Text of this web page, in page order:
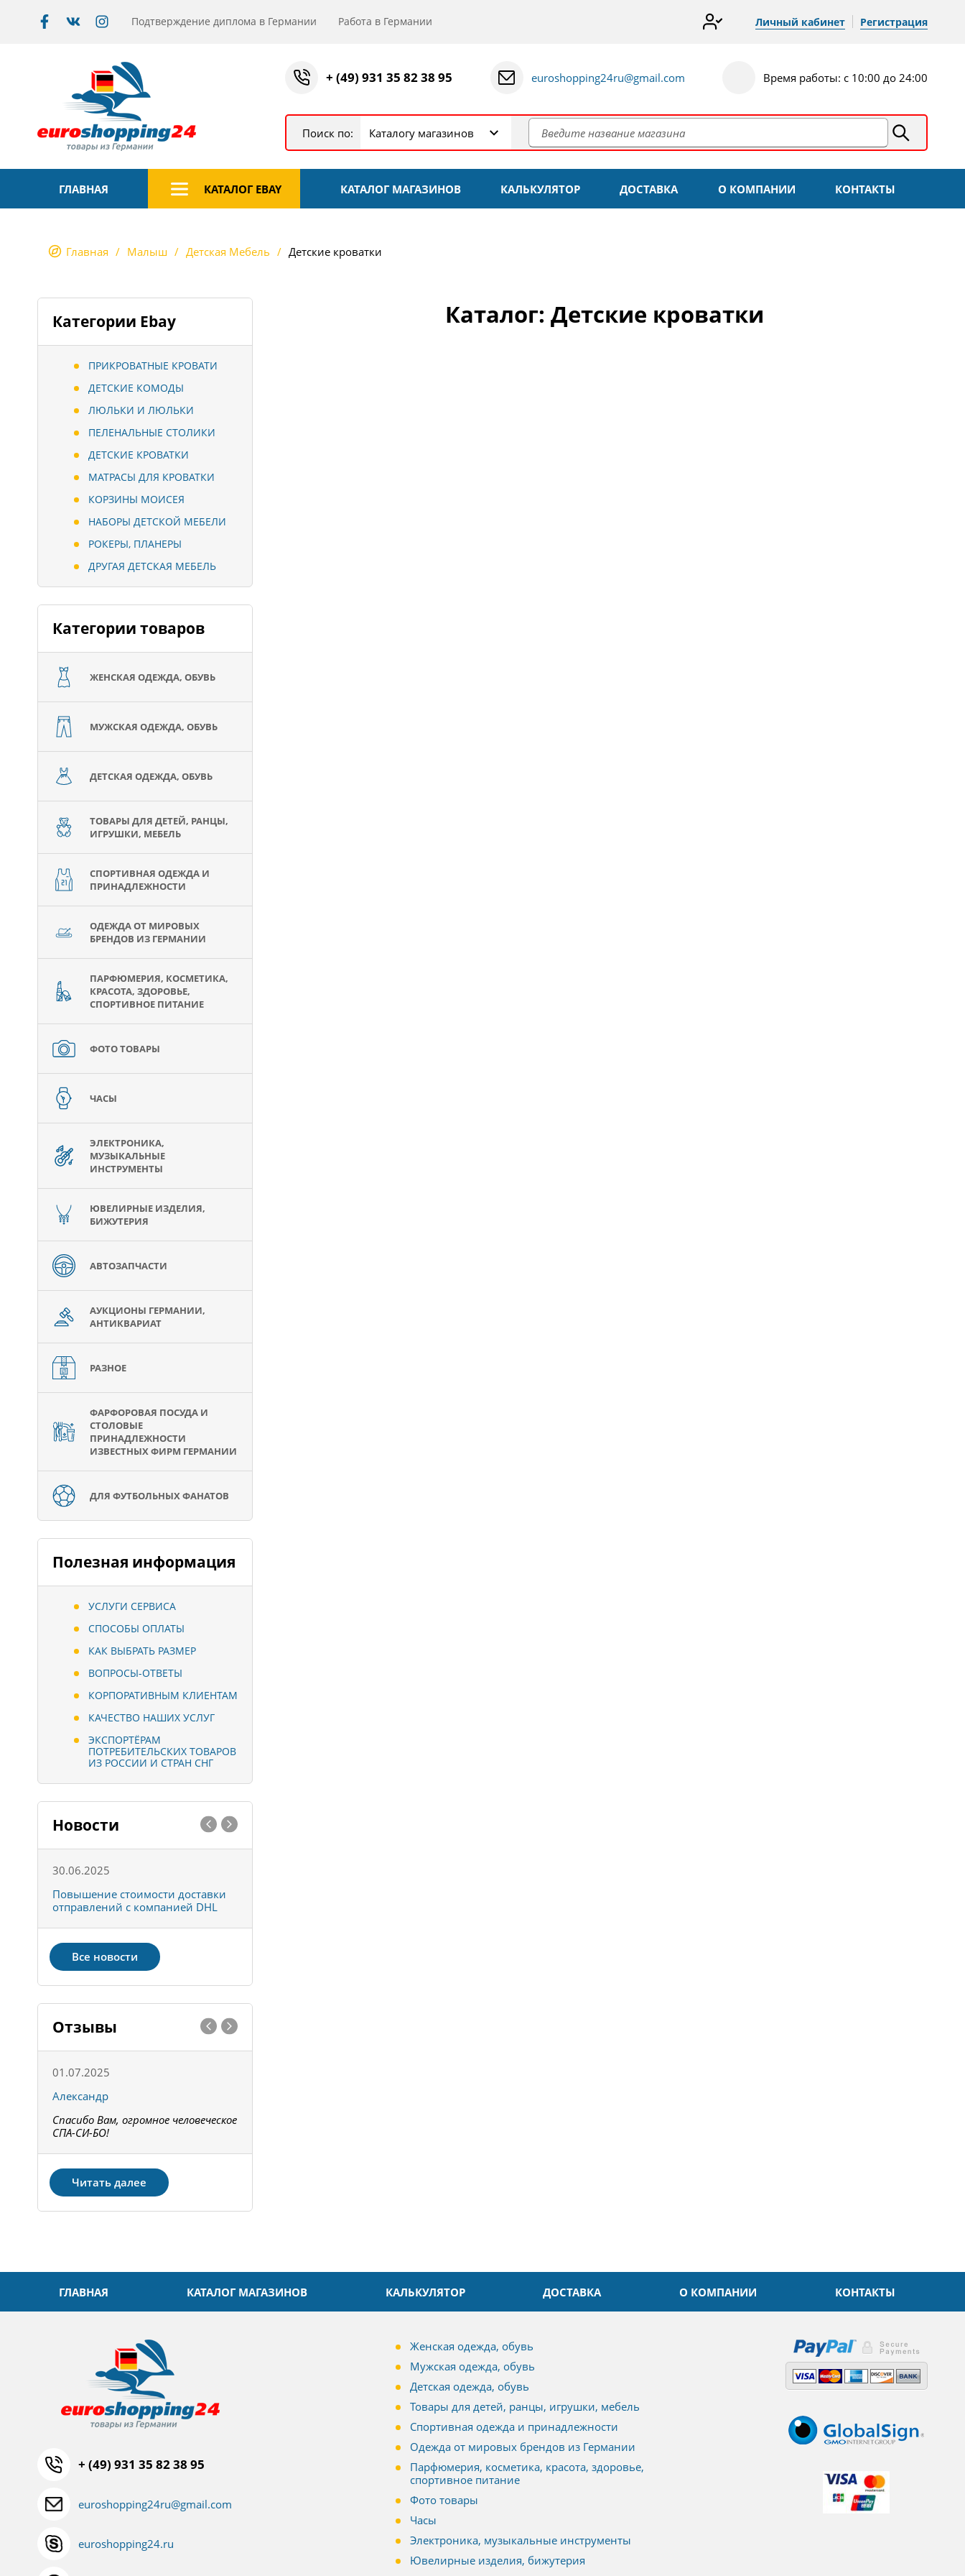
Подтверждение диплома в Германии Работа в Германии Личный кабинет Регистрация
+ (49) 931 35 82 38 95 euroshopping24ru@gmail.com Время работы: с 10:00 до 24:00
Поиск по: Каталогу магазинов
ГЛАВНАЯ КАТАЛОГ EBAY КАТАЛОГ МАГАЗИНОВ КАЛЬКУЛЯТОР ДОСТАВКА О КОМПАНИИ КОНТАКТЫ
Главная Малыш Детская Мебель Детские кроватки
Категории Ebay
ПРИКРОВАТНЫЕ КРОВАТИ
ДЕТСКИЕ КОМОДЫ
ЛЮЛЬКИ И ЛЮЛЬКИ
ПЕЛЕНАЛЬНЫЕ СТОЛИКИ
ДЕТСКИЕ КРОВАТКИ
МАТРАСЫ ДЛЯ КРОВАТКИ
КОРЗИНЫ МОИСЕЯ
НАБОРЫ ДЕТСКОЙ МЕБЕЛИ
РОКЕРЫ, ПЛАНЕРЫ
ДРУГАЯ ДЕТСКАЯ МЕБЕЛЬ
Категории товаров
ЖЕНСКАЯ ОДЕЖДА, ОБУВЬ
МУЖСКАЯ ОДЕЖДА, ОБУВЬ
ДЕТСКАЯ ОДЕЖДА, ОБУВЬ
ТОВАРЫ ДЛЯ ДЕТЕЙ, РАНЦЫ,
ИГРУШКИ, МЕБЕЛЬ
СПОРТИВНАЯ ОДЕЖДА И
ПРИНАДЛЕЖНОСТИ
ОДЕЖДА ОТ МИРОВЫХ
БРЕНДОВ ИЗ ГЕРМАНИИ
ПАРФЮМЕРИЯ, КОСМЕТИКА,
КРАСОТА, ЗДОРОВЬЕ,
СПОРТИВНОЕ ПИТАНИЕ
ФОТО ТОВАРЫ
ЧАСЫ
ЭЛЕКТРОНИКА,
МУЗЫКАЛЬНЫЕ
ИНСТРУМЕНТЫ
ЮВЕЛИРНЫЕ ИЗДЕЛИЯ,
БИЖУТЕРИЯ
АВТОЗАПЧАСТИ
АУКЦИОНЫ ГЕРМАНИИ,
АНТИКВАРИАТ
РАЗНОЕ
ФАРФОРОВАЯ ПОСУДА И
СТОЛОВЫЕ
ПРИНАДЛЕЖНОСТИ
ИЗВЕСТНЫХ ФИРМ ГЕРМАНИИ
ДЛЯ ФУТБОЛЬНЫХ ФАНАТОВ
Полезная информация
УСЛУГИ СЕРВИСА
СПОСОБЫ ОПЛАТЫ
КАК ВЫБРАТЬ РАЗМЕР
ВОПРОСЫ-ОТВЕТЫ
КОРПОРАТИВНЫМ КЛИЕНТАМ
КАЧЕСТВО НАШИХ УСЛУГ
ЭКСПОРТЁРАМ
ПОТРЕБИТЕЛЬСКИХ ТОВАРОВ
ИЗ РОССИИ И СТРАН СНГ
Новости
30.06.2025
Повышение стоимости доставки
отправлений с компанией DHL
Все новости
Отзывы
01.07.2025
Александр
Спасибо Вам, огромное человеческое
СПА-СИ-БО!
Читать далее
Каталог: Детские кроватки
ГЛАВНАЯ КАТАЛОГ МАГАЗИНОВ КАЛЬКУЛЯТОР ДОСТАВКА О КОМПАНИИ КОНТАКТЫ
+ (49) 931 35 82 38 95
euroshopping24ru@gmail.com
euroshopping24.ru
Женская одежда, обувь
Мужская одежда, обувь
Детская одежда, обувь
Товары для детей, ранцы, игрушки, мебель
Спортивная одежда и принадлежности
Одежда от мировых брендов из Германии
Парфюмерия, косметика, красота, здоровье,
спортивное питание
Фото товары
Часы
Электроника, музыкальные инструменты
Ювелирные изделия, бижутерия